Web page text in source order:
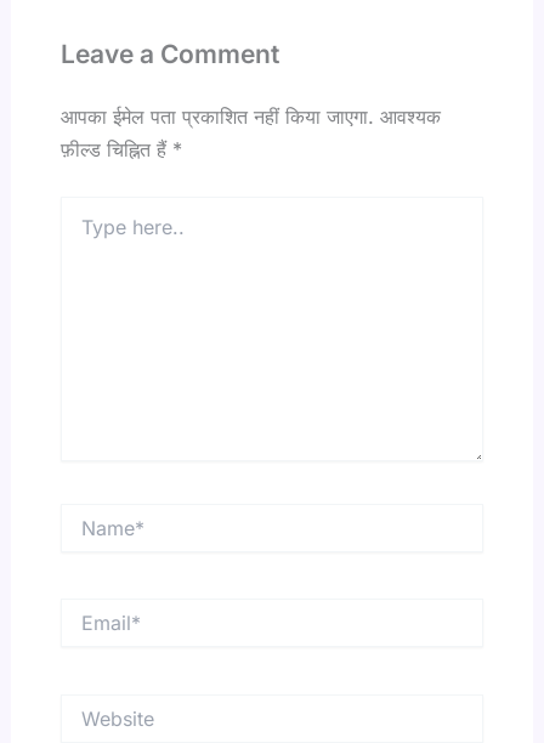
Leave a Comment
आपका ईमेल पता प्रकाशित नहीं किया जाएगा. आवश्यक
फ़ील्ड चिह्नित हैं *
here..